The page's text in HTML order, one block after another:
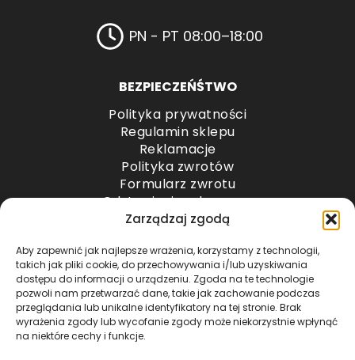
Zarządzaj zgodą
Aby zapewnić jak najlepsze wrażenia, korzystamy z technologii,
takich jak pliki cookie, do przechowywania i/lub uzyskiwania
dostępu do informacji o urządzeniu. Zgoda na te technologie
pozwoli nam przetwarzać dane, takie jak zachowanie podczas
przeglądania lub unikalne identyfikatory na tej stronie. Brak
wyrażenia zgody lub wycofanie zgody może niekorzystnie wpłynąć
na niektóre cechy i funkcje.
PN - PT 08:00–18:00
BEZPIECZEŃŚTWO
Polityka prywatności
Regulamin sklepu
Reklamacje
Polityka zwrotów
Formularz zwrotu
Odstąpienie od umowy
Odstąpienie od umowy – przesyłki paletowe
METODY PŁATNOŚCI